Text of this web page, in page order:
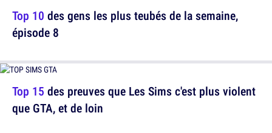
Top 10 des gens les plus teubés de la semaine,
épisode 8
Top 15 des preuves que Les Sims c'est plus violent
que GTA, et de loin